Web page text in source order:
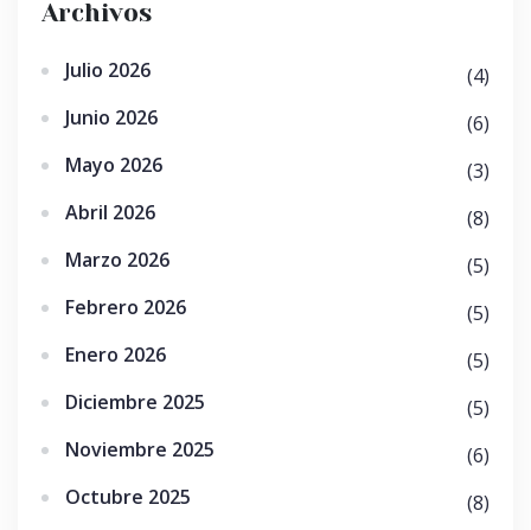
Archivos
Julio 2026
(4)
Junio 2026
(6)
Mayo 2026
(3)
Abril 2026
(8)
Marzo 2026
(5)
Febrero 2026
(5)
Enero 2026
(5)
Diciembre 2025
(5)
Noviembre 2025
(6)
Octubre 2025
(8)